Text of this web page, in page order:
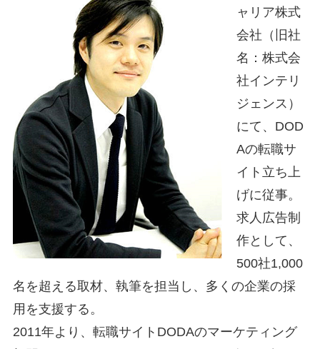
ャリア株式
会社（旧社
名：株式会
社インテリ
ジェンス）
にて、DOD
Aの転職サ
イト立ち上
げに従事。
求人広告制
作として、
500社1,000
名を超える取材、執筆を担当し、多くの企業の採
用を支援する。
2011年より、転職サイトDODAのマーケティング